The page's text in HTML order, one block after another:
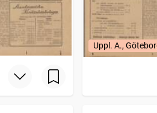
Uppl. A.,